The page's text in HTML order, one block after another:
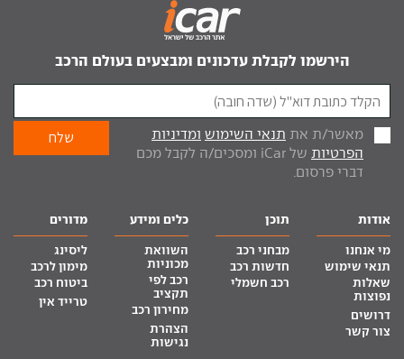
הירשמו לקבלת עדכונים ומבצעים בעולם הרכב
מאשר/ת את תנאי השימוש ומדיניות
הפרטיות
של iCar ומסכים/ה לקבל מכם
דברי פרסום.
אודות
מי אנחנו
תנאי שימוש
שאלות
נפוצות
דרושים
צור קשר
תוכן
מבחני רכב
חדשות רכב
רכב חשמלי
כלים ומידע
השוואת
מכוניות
רכב לפי
תקציב
מחירון רכב
הצהרת
נגישות
מדורים
ליסינג
מימון לרכב
ביטוח רכב
טרייד אין